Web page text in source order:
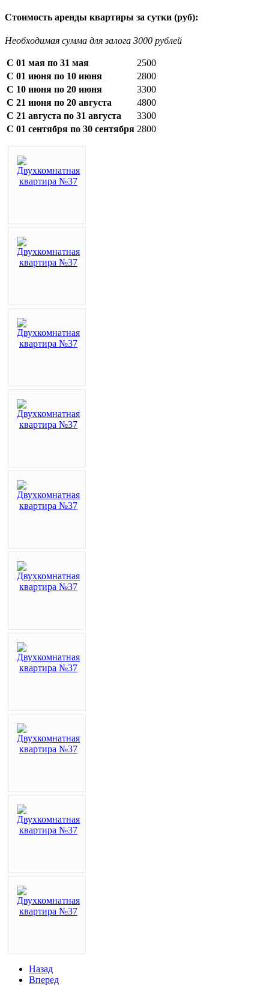
Стоимость аренды квартиры за сутки (руб):
Необходимая сумма для залога 3000 рублей
С 01 мая по 31 мая
2500
С 01 июня по 10 июня
2800
С 10 июня по 20 июня
3300
С 21 июня по 20 августа
4800
С 21 августа по 31 августа
3300
С 01 сентября по 30 сентября 2800
Назад
Вперед